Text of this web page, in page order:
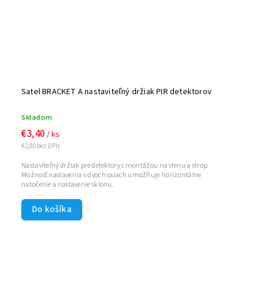
Satel BRACKET A nastaviteľný držiak PIR detektorov
Skladom
€2,80 bez DPH
€3,40 / ks
Do košíka
Nastaviteľný držiak pre detektory s montážou na stenu a strop.
Možnosť nastavenia v dvoch osiach umožňuje horizontálne
natočenie a nastavenie sklonu.